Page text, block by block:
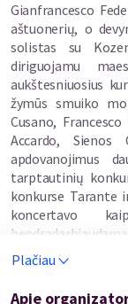
docentas.
Koncertas, kurio
aistra, europietiška
Gianfrancesco
aštuonerių, o
solistas su
diriguojamu
aukštesniuosius
žymūs smuiko
Cusano,
Accardo, Sienos
apdovanojimus
tarptautinių
konkurse Tarante
koncertavo
Marcella Crudeli,
Francesco
Milani, Geir
Plačiau
Apie